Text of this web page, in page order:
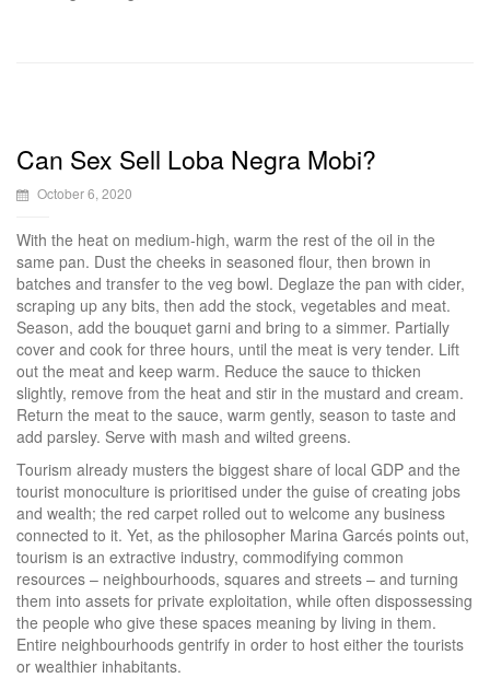
Can Sex Sell Loba Negra Mobi?
October 6, 2020
With the heat on medium-high, warm the rest of the oil in the
same pan. Dust the cheeks in seasoned flour, then brown in
batches and transfer to the veg bowl. Deglaze the pan with cider,
scraping up any bits, then add the stock, vegetables and meat.
Season, add the bouquet garni and bring to a simmer. Partially
cover and cook for three hours, until the meat is very tender. Lift
out the meat and keep warm. Reduce the sauce to thicken
slightly, remove from the heat and stir in the mustard and cream.
Return the meat to the sauce, warm gently, season to taste and
add parsley. Serve with mash and wilted greens.
Tourism already musters the biggest share of local GDP and the
tourist monoculture is prioritised under the guise of creating jobs
and wealth; the red carpet rolled out to welcome any business
connected to it. Yet, as the philosopher Marina Garcés points out,
tourism is an extractive industry, commodifying common
resources – neighbourhoods, squares and streets – and turning
them into assets for private exploitation, while often dispossessing
the people who give these spaces meaning by living in them.
Entire neighbourhoods gentrify in order to host either the tourists
or wealthier inhabitants.